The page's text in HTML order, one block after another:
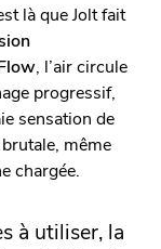
là que Jolt fait
, l’air circule
progressif,
sensation de
même
chargée.
à utiliser, la